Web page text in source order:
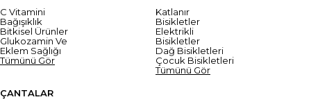
C Vitamini
Bağışıklık
Bitkisel Ürünler
Glukozamin Ve
Eklem Sağlığı
Tümünü Gör
Katlanır
Bisikletler
Elektrikli
Bisikletler
Dağ Bisikletleri
Çocuk Bisikletleri
Tümünü Gör
ÇANTALAR